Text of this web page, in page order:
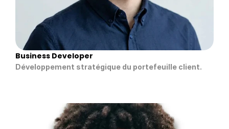
Business Developer
Développement stratégique du portefeuille client.